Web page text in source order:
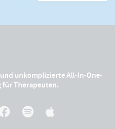
unkomplizierte All-In-One-
für Therapeuten.